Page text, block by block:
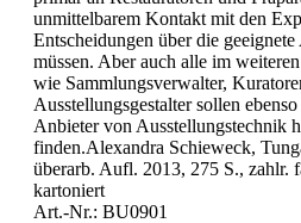
unmittelbarem Kontakt mit den
Entscheidungen über die
müssen. Aber auch alle im
wie Sammlungsverwalter,
Ausstellungsgestalter sollen
Anbieter von Ausstellungstechnik
finden.Alexandra Schieweck,
überarb. Aufl. 2013, 275 S., zahlr.
kartoniert
Art.-Nr.: BU0901